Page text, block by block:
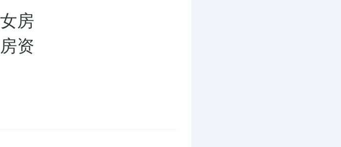
房
资